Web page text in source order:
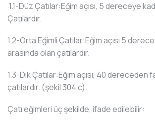
1.1-Düz Çatılar:Eğim açısı, 5 dereceye
Çatılardır.
1.2-Orta Eğimli Çatılar:Eğim açısı 5
arasında olan çatılardır.
1.3-Dik Çatılar:Eğim açısı, 40 dereceden
çatılardır. (şekil 304 c).
Çatı eğimleri üç şekilde, ifade edilebilir: